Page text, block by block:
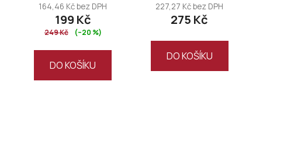
164,46 Kč bez DPH
199 Kč
249 Kč (–20 %)
DO KOŠÍKU
227,27 Kč bez DPH
275 Kč
DO KOŠÍKU